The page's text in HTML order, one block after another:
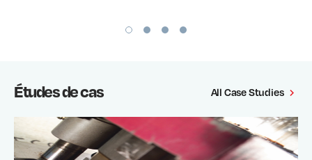
Études de cas All Case Studies